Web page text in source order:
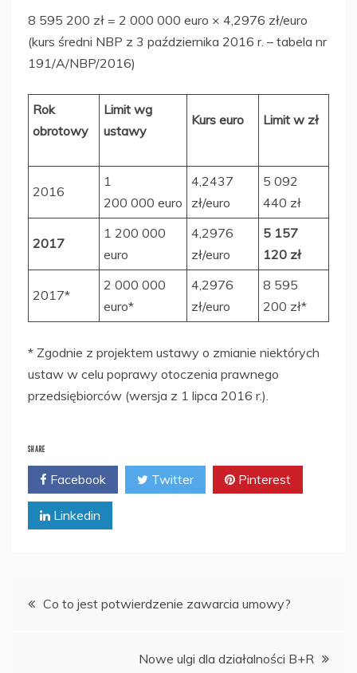
8 595 200 zł = 2 000 000 euro × 4,2976 zł/euro
(kurs średni NBP z 3 października 2016 r. – tabela nr
191/A/NBP/2016)
Rok
obrotowy
Limit wg
ustawy
Kurs euro Limit w zł
2016
1
200 000 euro
4,2437
zł/euro
5 092
440 zł
2017
1 200 000
euro
4,2976
zł/euro
5 157
120 zł
2017*
2 000 000
euro*
4,2976
zł/euro
8 595
200 zł*
* Zgodnie z projektem ustawy o zmianie niektórych
ustaw w celu poprawy otoczenia prawnego
przedsiębiorców (wersja z 1 lipca 2016 r.).
SHARE
Facebook Twitter Pinterest
Linkedin
Nawigacja
Co to jest potwierdzenie zawarcia umowy?
Nowe ulgi dla działalności B+R